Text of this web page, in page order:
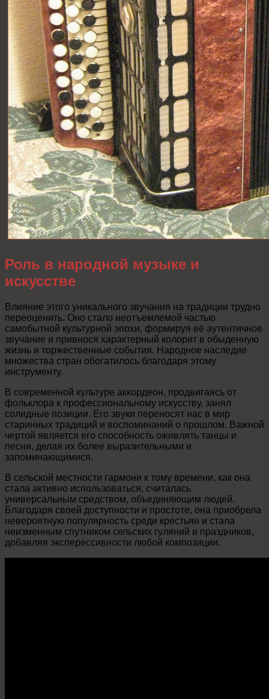
Роль в народной музыке и
искусстве
Влияние этого уникального звучания на традиции трудно
переоценить. Оно стало неотъемлемой частью
самобытной культурной эпохи, формируя её аутентичное
звучание и привнося характерный колорит в обыденную
жизнь и торжественные события. Народное наследие
множества стран обогатилось благодаря этому
инструменту.
В современной культуре аккордеон, продвигаясь от
фольклора к профессиональному искусству, занял
солидные позиции. Его звуки переносят нас в мир
старинных традиций и воспоминаний о прошлом. Важной
чертой является его способность оживлять танцы и
песни, делая их более выразительными и
запоминающимися.
В сельской местности гармони к тому времени, как она
стала активно использоваться, считалась
универсальным средством, объединяющим людей.
Благодаря своей доступности и простоте, она приобрела
невероятную популярность среди крестьян и стала
неизменным спутником сельских гуляний и праздников,
добавляя эксперессивности любой композиции.